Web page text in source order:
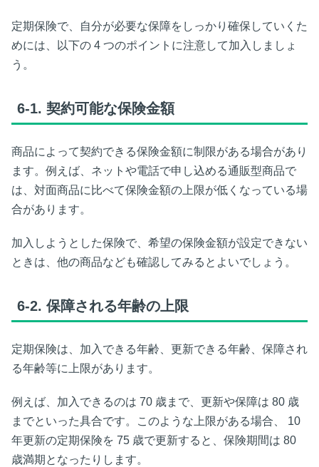
定期保険で、自分が必要な保障をしっかり確保していくた
めには、以下の 4 つのポイントに注意して加入しましょ
う。
6-1. 契約可能な保険金額
商品によって契約できる保険金額に制限がある場合があり
ます。例えば、ネットや電話で申し込める通販型商品で
は、対面商品に比べて保険金額の上限が低くなっている場
合があります。
加入しようとした保険で、希望の保険金額が設定できない
ときは、他の商品なども確認してみるとよいでしょう。
6-2. 保障される年齢の上限
定期保険は、加入できる年齢、更新できる年齢、保障され
る年齢等に上限があります。
例えば、加入できるのは 70 歳まで、更新や保障は 80 歳
までといった具合です。このような上限がある場合、 10
年更新の定期保険を 75 歳で更新すると、保険期間は 80
歳満期となったりします。